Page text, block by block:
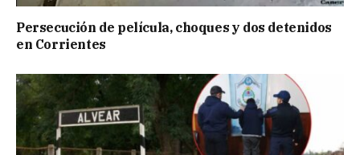
Persecución de película, choques y dos detenidos
en Corrientes